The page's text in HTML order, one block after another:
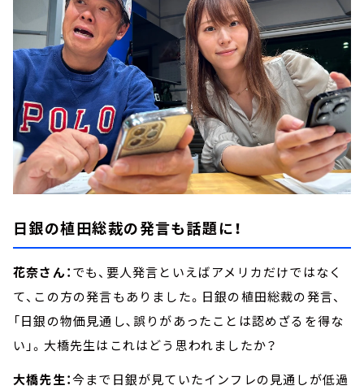
日銀の植田総裁の発言も話題に！
花奈さん：でも、要人発言といえばアメリカだけではなく
て、この方の発言もありました。日銀の植田総裁の発言、
「日銀の物価見通し､誤りがあったことは認めざるを得な
い」。大橋先生はこれはどう思われましたか？
大橋先生：今まで日銀が見ていたインフレの見通しが低過